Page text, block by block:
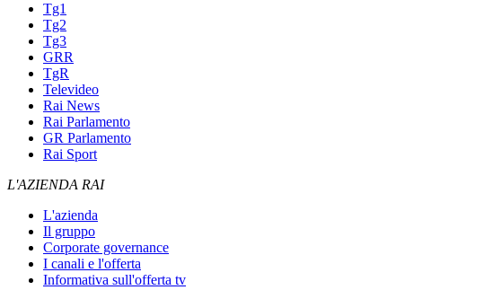
Tg1
Tg2
Tg3
GRR
TgR
Televideo
Rai News
Rai Parlamento
GR Parlamento
Rai Sport
L'AZIENDA RAI
L'azienda
Il gruppo
Corporate governance
I canali e l'offerta
Informativa sull'offerta tv